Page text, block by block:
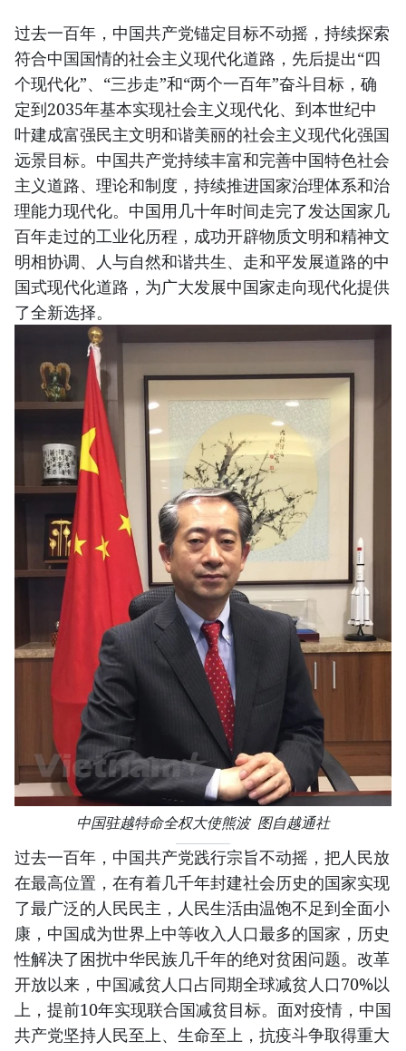
过去一百年，中国共产党锚定目标不动摇，持续探索
符合中国国情的社会主义现代化道路，先后提出“四
个现代化”、“三步走”和“两个一百年”奋斗目标，确
定到2035年基本实现社会主义现代化、到本世纪中
叶建成富强民主文明和谐美丽的社会主义现代化强国
远景目标。中国共产党持续丰富和完善中国特色社会
主义道路、理论和制度，持续推进国家治理体系和治
理能力现代化。中国用几十年时间走完了发达国家几
百年走过的工业化历程，成功开辟物质文明和精神文
明相协调、人与自然和谐共生、走和平发展道路的中
国式现代化道路，为广大发展中国家走向现代化提供
了全新选择。
中国驻越特命全权大使熊波 图自越通社
过去一百年，中国共产党践行宗旨不动摇，把人民放
在最高位置，在有着几千年封建社会历史的国家实现
了最广泛的人民民主，人民生活由温饱不足到全面小
康，中国成为世界上中等收入人口最多的国家，历史
性解决了困扰中华民族几千年的绝对贫困问题。改革
开放以来，中国减贫人口占同期全球减贫人口70%以
上，提前10年实现联合国减贫目标。面对疫情，中国
共产党坚持人民至上、生命至上，抗疫斗争取得重大